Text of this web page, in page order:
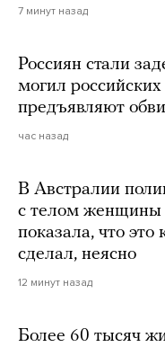
7 минут назад
Россиян стали
могил
предъявляют
час назад
В Австралии
с телом женщины
показала, что это
сделал, неясно
12 минут назад
Более 60 тысяч